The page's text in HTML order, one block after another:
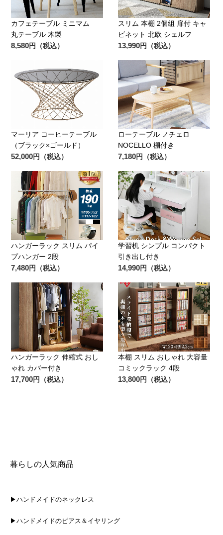
カフェテーブル ミニマム
丸テーブル 木製
8,580円（税込）
スリム 本棚 2個組 扉付 キャ
ビネット 北欧 シェルフ
13,990円（税込）
マーリア コーヒーテーブル
（ブラック×ゴールド）
52,000円（税込）
ローテーブル ノチェロ
NOCELLO 棚付き
7,180円（税込）
ハンガーラック スリム パイ
プハンガー 2段
7,480円（税込）
学習机 シンプル コンパクト
引き出し付き
14,990円（税込）
ハンガーラック 伸縮式 おし
ゃれ カバー付き
17,700円（税込）
本棚 スリム おしゃれ 大容量
コミックラック 4段
13,800円（税込）
暮らしの人気商品
▶ハンドメイドのネックレス
▶ハンドメイドのピアス＆イヤリング